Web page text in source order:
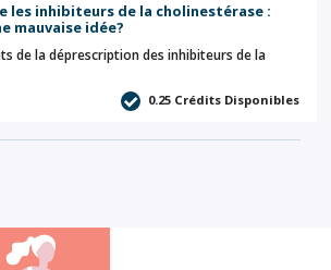
les inhibiteurs de la cholinestérase :
mauvaise idée?
de la déprescription des inhibiteurs de la
0.25 Crédits Disponibles